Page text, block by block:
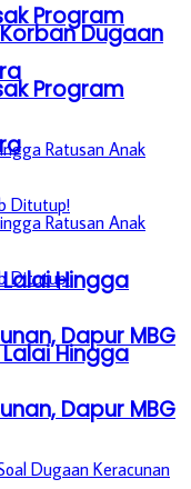
Program
Hingga
Dapur MBG
Dugaan
Program
Hingga
Dapur MBG